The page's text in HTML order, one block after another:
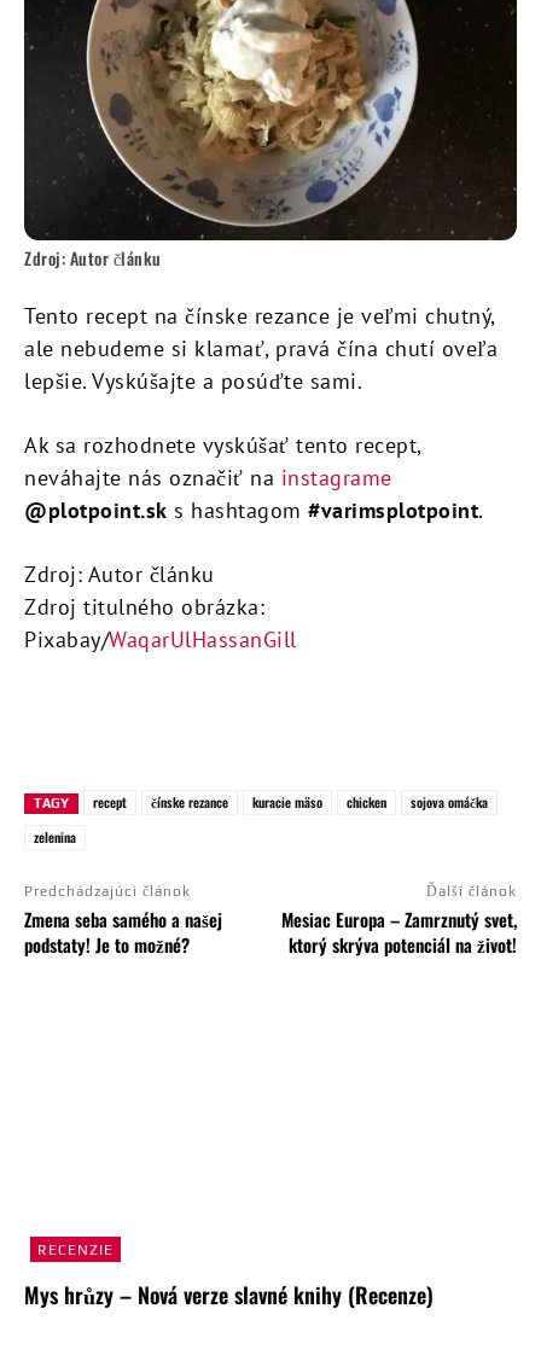
Zdroj: Autor článku
Tento recept na čínske rezance je veľmi chutný,
ale nebudeme si klamať, pravá čína chutí oveľa
lepšie. Vyskúšajte a posúďte sami.
Ak sa rozhodnete vyskúšať tento recept,
neváhajte nás označiť na instagrame
@plotpoint.sk s hashtagom #varimsplotpoint.
Zdroj: Autor článku
Zdroj titulného obrázka:
Pixabay/WaqarUlHassanGill
TAGY recept čínske rezance kuracie mäso chicken
sojova omáčka
zelenina
Predchádzajúci článok
Zmena seba samého a našej
podstaty! Je to možné?
Ďalší článok
Mesiac Europa – Zamrznutý svet,
ktorý skrýva potenciál na život!
RECENZIE
Mys hrůzy – Nová verze slavné knihy (Recenze)